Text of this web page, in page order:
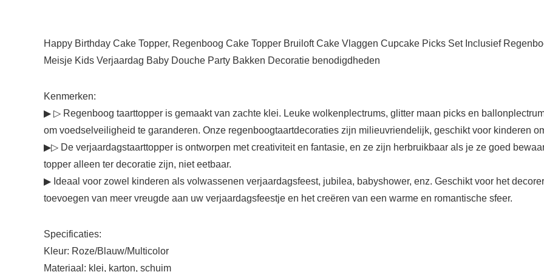
Happy Birthday Cake Topper, Regenboog Cake Topper Bruiloft Cake Vlaggen Cupcake Picks Set Inclusief
Meisje Kids Verjaardag Baby Douche Party Bakken Decoratie benodigdheden
Kenmerken:
▶ ▷ Regenboog taarttopper is gemaakt van zachte klei. Leuke wolkenplectrums, glitter maan picks en
om voedselveiligheid te garanderen. Onze regenboogtaartdecoraties zijn milieuvriendelijk, geschikt voor kinderen
▶▷ De verjaardagstaarttopper is ontworpen met creativiteit en fantasie, en ze zijn herbruikbaar als je ze goed
topper alleen ter decoratie zijn, niet eetbaar.
▶ Ideaal voor zowel kinderen als volwassenen verjaardagsfeest, jubilea, babyshower, enz. Geschikt voor het
toevoegen van meer vreugde aan uw verjaardagsfeestje en het creëren van een warme en romantische sfeer.
Specificaties:
Kleur: Roze/Blauw/Multicolor
Materiaal: klei, karton, schuim